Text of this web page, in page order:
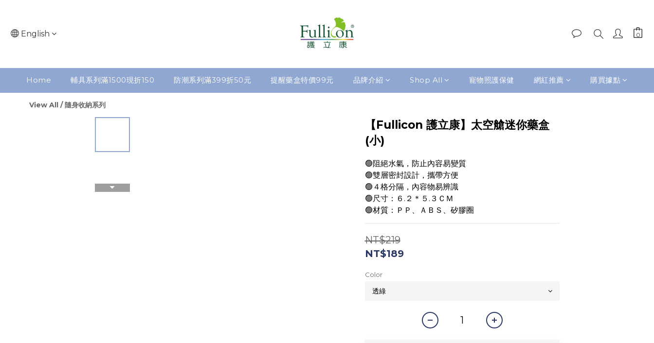
English
Home 輔具系列滿1500現折150 防潮系列滿399折50元 提醒藥盒特價99元 品牌介紹 Shop All 寵物照護保健 網紅推薦 購買據點
View All /隨身收納系列
【Fullicon 護立康】太空艙迷你藥盒
(小)
🟢阻絕水氣，防止內容易變質
🟢雙層密封設計，攜帶方便
🟢４格分隔，內容物易辨識
🟢尺寸：６.２＊５.３ＣＭ
🟢材質：ＰＰ、ＡＢＳ、矽膠圈
NT$219
NT$189
Color